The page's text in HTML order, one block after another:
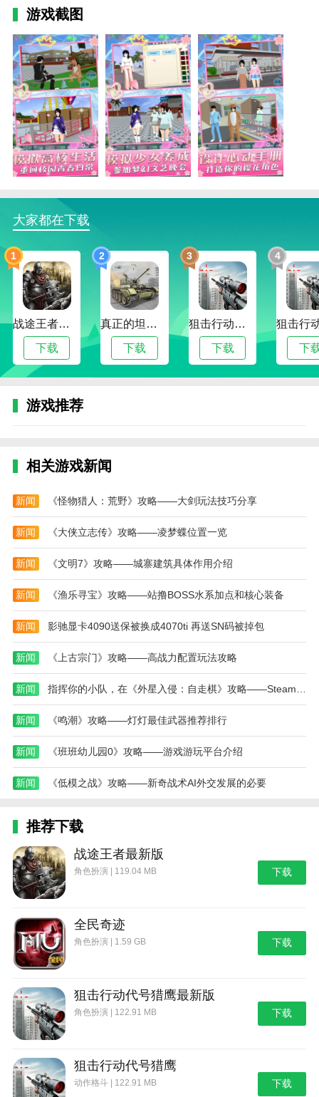
角色的能力和情感值产生影响；
2、游戏的社交系统十分丰富，玩家可以与班上的
同学互动，结交朋友或成为竞争对手，甚至展开一段浪
漫的校园恋情；
3、玩家可以通过学习和参与各种活动提升学科成
绩，争取获得学校的奖学金或参加各种荣誉竞赛，提升
角色的名气和地位；
4、游戏中有丰富的支线任务，玩家可以根据自己
的兴趣选择挑战，完成后可获得奖励和经验值，帮助角
高中生校园模拟器游戏特色
景和细腻的社交互动系统，让玩家仿佛回到自己的校园
时光，充满怀旧感；
2、多样化的任务与活动，玩家可以根据兴趣选择
参与，不仅有学习和考试，还有体育、艺术等课外活
动，丰富了游戏的可玩性；
3、自由度高的社交系统，玩家可以根据自己的选
独特的校园生活故事；
发展和剧情走向。
1、游戏内设有多个不同的场景，包括教室、操
场、食堂、图书馆等，每个场景都有丰富的互动内容和
任务，玩家可以自由探索；
2、玩家可以通过参加课外活动和社团，结交更多
的朋友，提升自己的人际关系，甚至可以和其他角色一
起组队，进行校园挑战；
3、随着玩家角色的成长，更多的活动和任务将会
解锁，玩家可以选择不同的路径发展自己的角色，体验
多种校园生活故事；
4、游戏中的任务系统非常丰富，玩家可以通过解
决难题、完成挑战等方式，逐步提高自己的学术成绩和
社交能力。
高中生校园模拟器游戏测评
高中生校园模拟器游戏凭借其精细的校园设计和丰
戏中的每一个细节都非常贴近现实，无论是上课、做作
业，还是参与课外活动，都让人感到亲切和真实。社交
系统则是游戏的一大亮点，玩家可以与其他学生、老师
展开互动，塑造属于自己的校园故事。丰富的任务和活
动不仅提升了游戏的可玩性，还让玩家体验到了高中生
本站为您提供高中生校园模拟器的 手机游戏 ，欢
迎大家记住本站网址，本站是您下载安卓手游app最好
的网站！
游戏截图
大家都在下载
1
战途王者最新版
下载
2
真正的坦克大战
下载
3
狙击行动代号猎鹰
下载
4
下
游戏推荐
相关游戏新闻
新闻 《怪物猎人：荒野》攻略——大剑玩法技巧分享
新闻 《大侠立志传》攻略——凌梦蝶位置一览
新闻 《文明7》攻略——城寨建筑具体作用介绍
新闻 《渔乐寻宝》攻略——站撸BOSS水系加点和核心装备
新闻 影驰显卡4090送保被换成4070ti 再送SN码被掉包
新闻 《上古宗门》攻略——高战力配置玩法攻略
新闻
新闻 《鸣潮》攻略——灯灯最佳武器推荐排行
新闻 《班班幼儿园0》攻略——游戏游玩平台介绍
新闻 《低模之战》攻略——新奇战术AI外交发展的必要
推荐下载
战途王者最新版
角色扮演 | 119.04 MB 下载
全民奇迹
角色扮演 | 1.59 GB 下载
狙击行动代号猎鹰最新版
角色扮演 | 122.91 MB 下载
狙击行动代号猎鹰
动作格斗 | 122.91 MB 下载